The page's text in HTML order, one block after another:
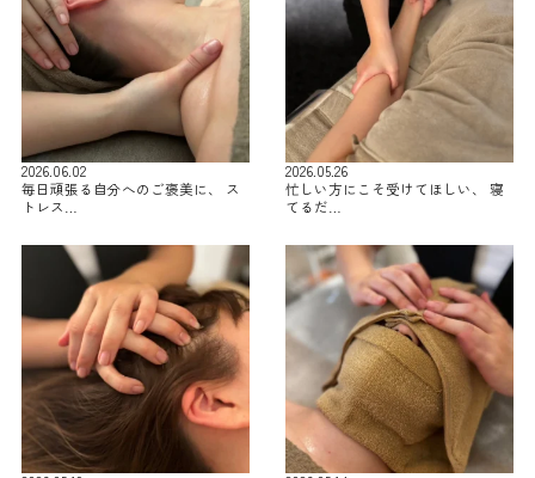
2026.06.02
毎日頑張る自分へのご褒美に、 ス
トレス…
2026.05.26
忙しい方にこそ受けてほしい、 寝
てるだ…